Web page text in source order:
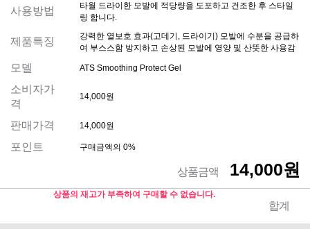
사용방법
타월 드라이한 모발에 적당량을 도포하고 건조한 후 스타일
링 합니다.
제품특징
강력한 열보호 효과(고데기, 드라이기) 모발에 수분을 공급하
여 부스스함 방지하고 손상된 모발에 영양 및 산뜻한 사용감
모델 ATS Smoothing Protect Gel
소비자가
격
14,000원
판매가격 14,000원
포인트 구매금액의 0%
상품금액 14,000원
합계
상품의 재고가 부족하여 구매할 수 없습니다.